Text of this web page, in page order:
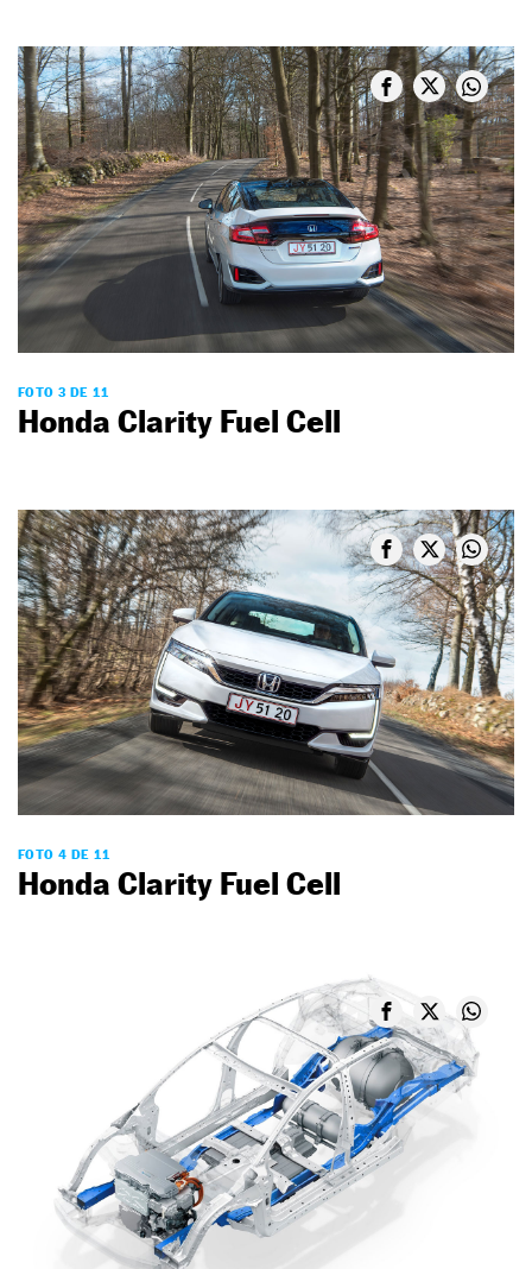
FOTO 3 DE 11
Honda Clarity Fuel Cell
FOTO 4 DE 11
Honda Clarity Fuel Cell